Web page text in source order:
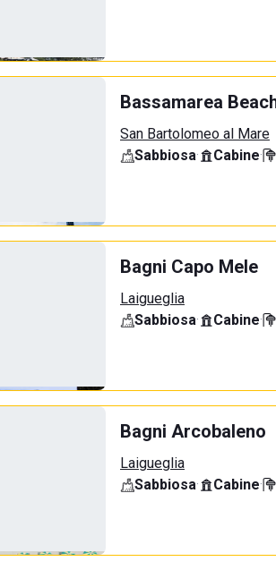
Bassamarea
San Bartolomeo al Mare
Sabbiosa· Cabine·
Bagni Capo Mele
Laigueglia
Sabbiosa· Cabine·
Bagni Arcobaleno
Laigueglia
Sabbiosa· Cabine·